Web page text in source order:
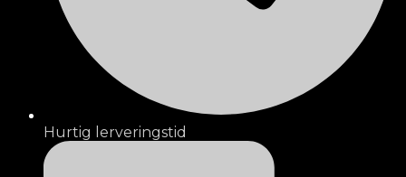
Hurtig lerveringstid